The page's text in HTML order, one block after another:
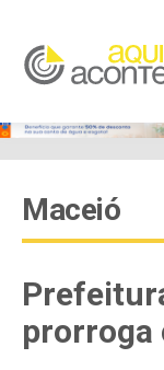
Maceió
prorroga